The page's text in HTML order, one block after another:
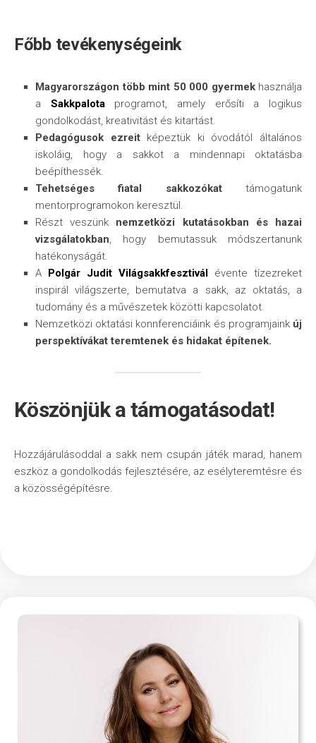
Főbb tevékenységeink
Magyarországon több mint 50 000 gyermekhasználja
a Sakkpalotaprogramot, amely erősíti a logikus
gondolkodást, kreativitást és kitartást.
Pedagógusok ezreitképeztük ki óvodától általános
iskoláig, hogy a sakkot a mindennapi oktatásba
beépíthessék.
Tehetséges fiatal sakkozókattámogatunk
mentorprogramokon keresztül.
Részt veszünk nemzetközi kutatásokban és hazai
vizsgálatokban, hogy bemutassuk módszertanunk
hatékonyságát.
A Polgár Judit Világsakkfesztivál évente tízezreket
inspirál világszerte, bemutatva a sakk, az oktatás, a
tudomány és a művészetek közötti kapcsolatot.
Nemzetközi oktatási konnferenciáink és programjaink új
perspektívákat teremtenek és hidakat építenek.
Köszönjük a támogatásodat!
Hozzájárulásoddal a sakk nem csupán játék marad, hanem
eszköz a gondolkodás fejlesztésére, az esélyteremtésre és
a közösségépítésre.